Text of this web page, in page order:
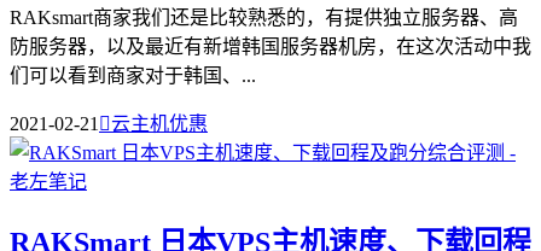
RAKsmart商家我们还是比较熟悉的，有提供独立服务器、高
防服务器，以及最近有新增韩国服务器机房，在这次活动中我
们可以看到商家对于韩国、...
2021-02-21 云主机优惠
RAKSmart 日本VPS主机速度、下载回程